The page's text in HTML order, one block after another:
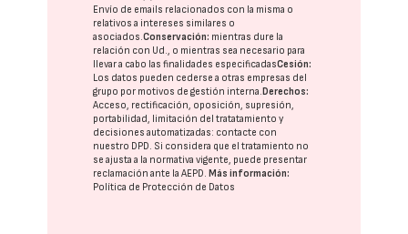
Envío de emails relacionados con la misma o
relativos a intereses similares o
asociados.Conservación: mientras dure la
relación con Ud., o mientras sea necesario para
llevar a cabo las finalidades especificadasCesión:
Los datos pueden cederse a otras empresas del
grupo por motivos de gestión interna.Derechos:
Acceso, rectificación, oposición, supresión,
portabilidad, limitación del tratatamiento y
decisiones automatizadas: contacte con
nuestro DPD. Si considera que el tratamiento no
se ajusta a la normativa vigente, puede presentar
reclamación ante laAEPD.Más información:
Política de Protección de Datos